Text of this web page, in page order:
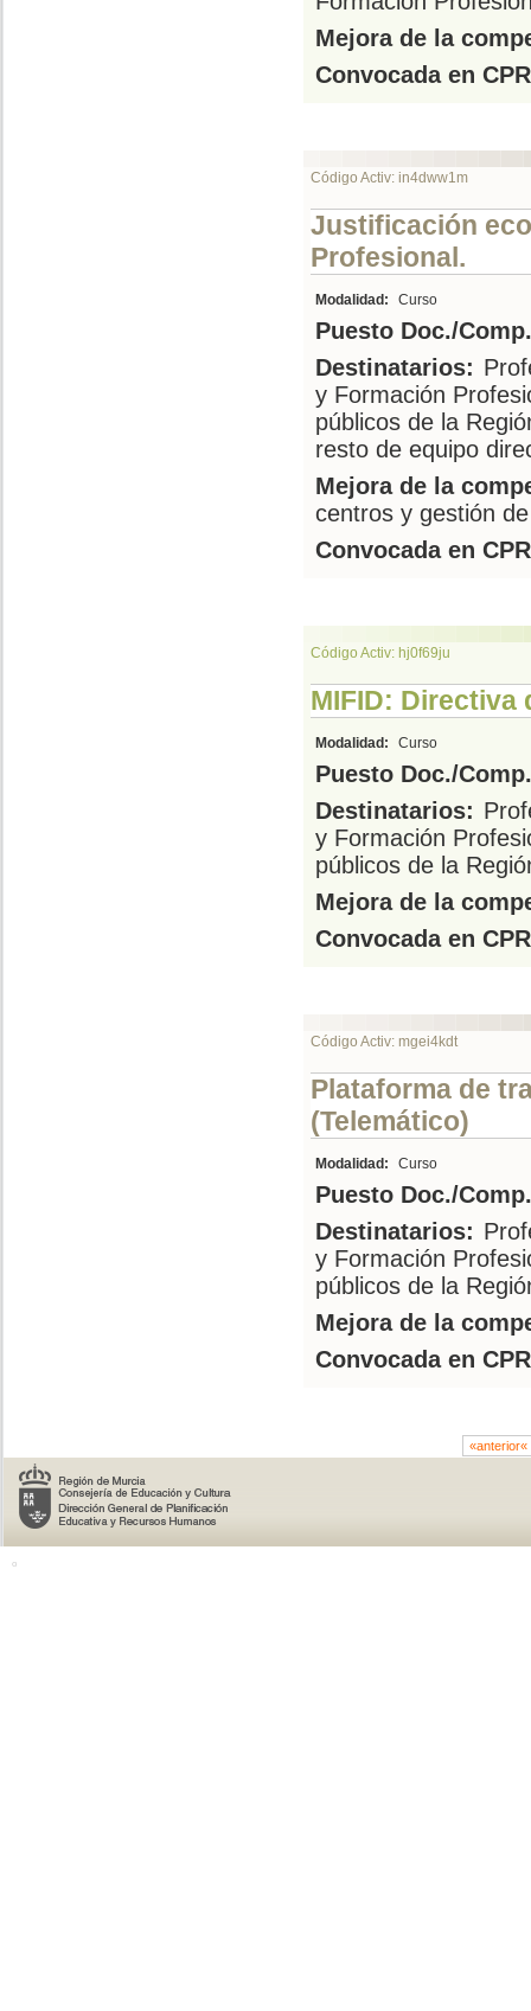
Mejora de la
Convocada en
Código Activ: in4dww1m
Justificación
Profesional.
Modalidad: Curso
Puesto Doc./
Destinatarios:
y Formación
públicos de la
resto de equipo
Mejora de la
centros y gestión
Convocada en
Código Activ: hj0f69ju
MIFID: Directiva
Modalidad: Curso
Puesto Doc./
Destinatarios:
y Formación
públicos de la
Mejora de la
Convocada en
Código Activ: mgei4kdt
Plataforma de
(Telemático)
Modalidad: Curso
Puesto Doc./
Destinatarios:
y Formación
públicos de la
Mejora de la
Convocada en
«anterior«
o